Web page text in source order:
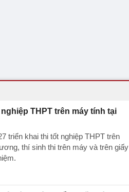
THPT trên máy tính tại
triển khai thi tốt nghiệp THPT trên
thí sinh thi trên máy và trên giấy